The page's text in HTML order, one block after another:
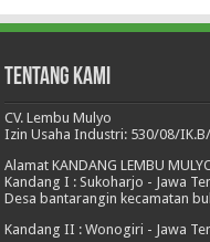
Tentang Kami
CV. Lembu Mulyo
Izin Usaha Industri: 530/08/
Alamat KANDANG LEMBU
Kandang I : Sukoharjo - Jawa
Desa bantarangin kecamatan
Kandang II : Wonogiri - Jawa